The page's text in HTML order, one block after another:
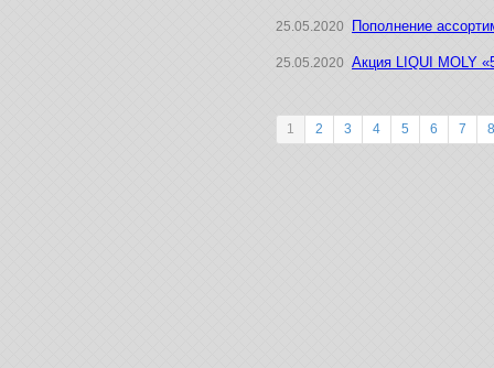
25.05.2020 Пополнение
25.05.2020 Акция LIQUI MOLY
1 2 3 4 5 6 7 8